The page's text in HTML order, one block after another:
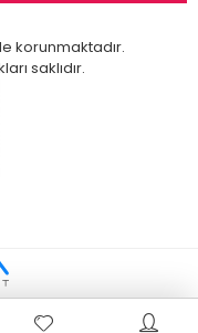
korunmaktadır.
saklıdır.